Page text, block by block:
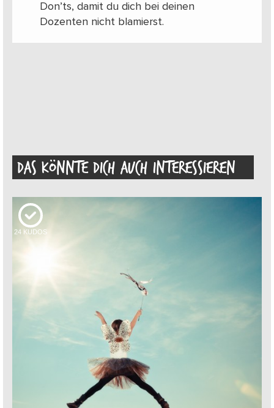
Don’ts, damit du dich bei deinen
Dozenten nicht blamierst.
DAS KÖNNTE DICH AUCH INTERESSIEREN
24 KUDOS